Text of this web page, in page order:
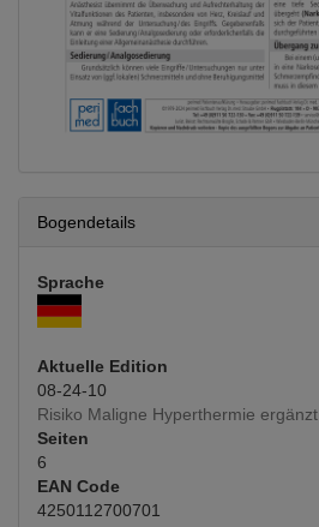
Bogendetails
Sprache
Aktuelle Edition
08-24-10
Risiko Maligne Hyperthermie ergänzt
Seiten
6
EAN Code
4250112700701